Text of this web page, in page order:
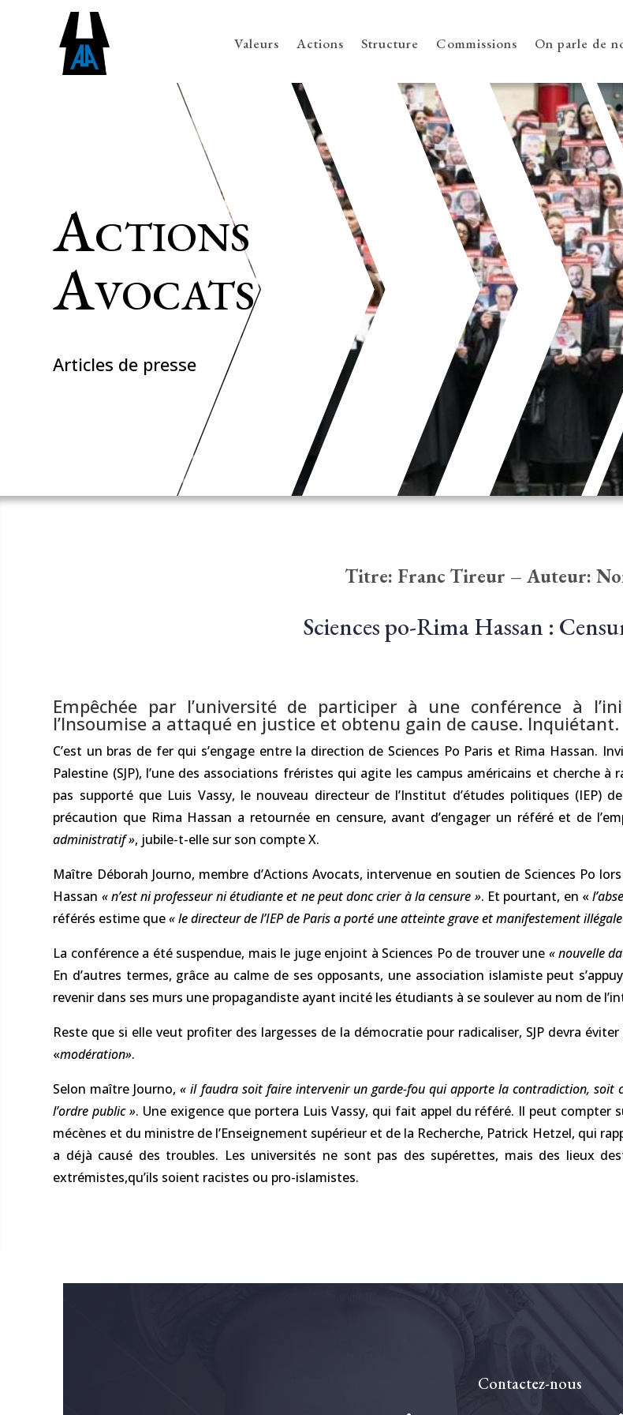
Valeurs Actions Structure Commissions On parle de
Actions
Avocats
Articles de presse
Titre: Franc Tireur – Auteur:
Sciences po-Rima Hassan :
Empêchée par l’université de participer à une conférence à
l’Insoumise a attaqué en justice et obtenu gain de cause. Inquiétant.
C’est un bras de fer qui s’engage entre la direction de Sciences Po Paris et Rima Hassan.
Palestine (SJP), l’une des associations fréristes qui agite les campus américains et cherche
pas supporté que Luis Vassy, le nouveau directeur de l’Institut d’études politiques (IEP)
précaution que Rima Hassan a retournée en censure, avant d’engager un référé et de
administratif », jubile-t-elle sur son compte X.
Maître Déborah Journo, membre d’Actions Avocats, intervenue en soutien de Sciences Po
Hassan « n’est ni professeur ni étudiante et ne peut donc crier à la censure ». Et pourtant, en «
référés estime que« le directeur de l’IEP de Paris a porté une atteinte grave et manifestement
La conférence a été suspendue, mais le juge enjoint à Sciences Po de trouver une « nouvelle
En d’autres termes, grâce au calme de ses opposants, une association islamiste peut
revenir dans ses murs une propagandiste ayant incité les étudiants à se soulever au nom de
Reste que si elle veut profiter des largesses de la démocratie pour radicaliser, SJP devra
«modération».
Selon maître Journo,« il faudra soit faire intervenir un garde-fou qui apporte la contradiction, soit
l’ordre public ». Une exigence que portera Luis Vassy, qui fait appel du référé. Il peut compter
mécènes et du ministre de l’Enseignement supérieur et de la Recherche, Patrick Hetzel, qui
a déjà causé des troubles. Les universités ne sont pas des supérettes, mais des lieux
extrémistes,qu’ils soient racistes ou pro-islamistes.
Contactez-nous